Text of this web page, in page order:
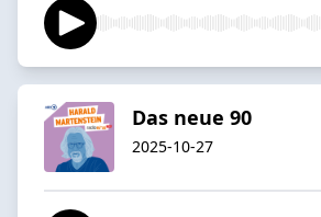
Das neue 90
2025-10-27